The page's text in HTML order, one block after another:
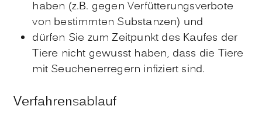
haben (z.B. gegen Verfütterungsverbote
von bestimmten Substanzen) und
dürfen Sie zum Zeitpunkt des Kaufes der
Tiere nicht gewusst haben, dass die Tiere
mit Seuchenerregern infiziert sind.
Verfahrensablauf